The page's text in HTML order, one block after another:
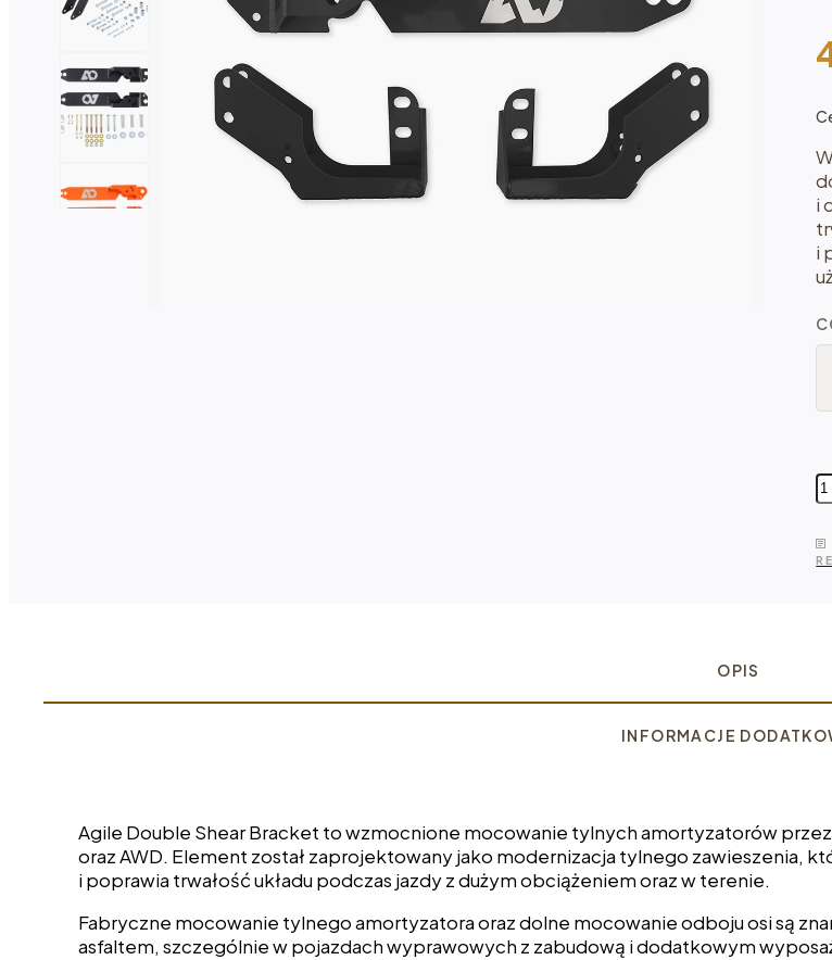
i
i
-
OPIS
INFORMACJE
Agile Double Shear Bracket to wzmocnione mocowanie tylnych amortyzatorów
oraz AWD. Element został zaprojektowany jako modernizacja tylnego zawieszenia,
i poprawia trwałość układu podczas jazdy z dużym obciążeniem oraz w terenie.
Fabryczne mocowanie tylnego amortyzatora oraz dolne mocowanie odboju osi są
asfaltem, szczególnie w pojazdach wyprawowych z zabudową i dodatkowym